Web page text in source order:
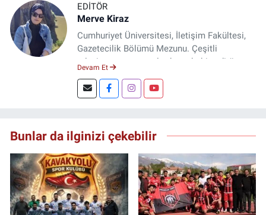
EDITÖR
Merve Kiraz
Cumhuriyet Üniversitesi, İletişim Fakültesi,
Gazetecilik Bölümü Mezunu. Çeşitli
televizyon ve gazetelerde muhabir, editör,
Şuan, www.dogugazetesi.com adlı haber
sitesinin Yazı İşleri Müdürlüğünü yürütmekte.
Devam Et
Bunlar da ilginizi çekebilir